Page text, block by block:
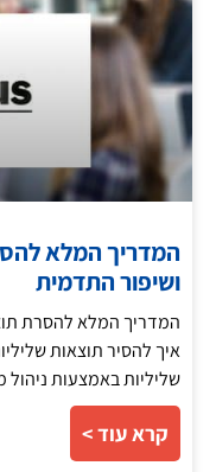
המדריך המלא
ושיפור התדמית
המדריך המלא להסרת
איך להסיר תוצאות
שליליות באמצעות ניהול
קרא עוד >